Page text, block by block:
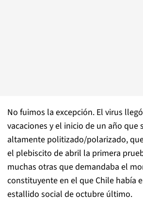
No fuimos la excepción. El virus
vacaciones y el inicio de un año que
altamente politizado/polarizado,
el plebiscito de abril la primera
muchas otras que demandaba el
constituyente en el que Chile había
estallido social de octubre último.